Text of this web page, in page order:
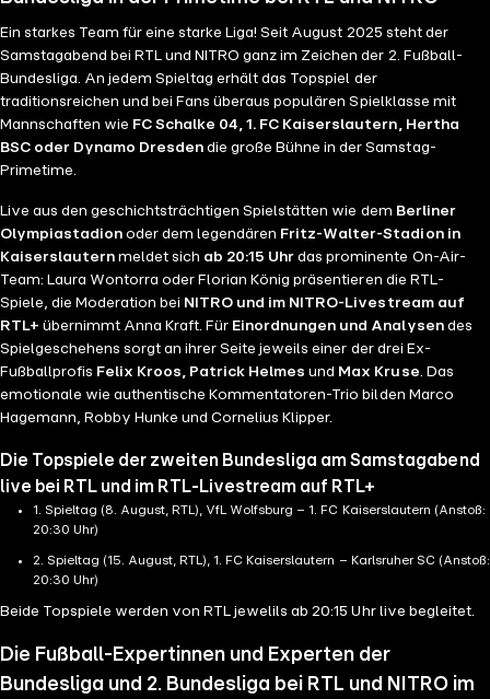
Ein starkes Team für eine starke Liga! Seit August 2025 steht der
Samstagabend bei RTL und NITRO ganz im Zeichen der 2. Fußball-
Bundesliga. An jedem Spieltag erhält das Topspiel der
traditionsreichen und bei Fans überaus populären Spielklasse mit
Mannschaften wie FC Schalke 04, 1. FC Kaiserslautern, Hertha
BSC oder Dynamo Dresden die große Bühne in der Samstag-
Primetime.
Live aus den geschichtsträchtigen Spielstätten wie dem Berliner
Olympiastadion oder dem legendären Fritz-Walter-Stadion in
Kaiserslautern meldet sich ab 20:15 Uhr das prominente On-Air-
Team: Laura Wontorra oder Florian König präsentieren die RTL-
Spiele, die Moderation bei NITRO und im NITRO-Livestream auf
RTL+ übernimmt Anna Kraft. Für Einordnungen und Analysendes
Spielgeschehens sorgt an ihrer Seite jeweils einer der drei Ex-
Fußballprofis Felix Kroos, Patrick Helmes und Max Kruse. Das
emotionale wie authentische Kommentatoren-Trio bilden Marco
Hagemann, Robby Hunke und Cornelius Klipper.
Die Topspiele der zweiten Bundesliga am Samstagabend
live bei RTL und im RTL-Livestream auf RTL+
1. Spieltag (8. August, RTL), VfL Wolfsburg – 1. FC Kaiserslautern (Anstoß:
20:30 Uhr)
2. Spieltag (15. August, RTL), 1. FC Kaiserslautern – Karlsruher SC (Anstoß:
20:30 Uhr)
Beide Topspiele werden von RTL jewelils ab 20:15 Uhr live begleitet.
Die Fußball-Expertinnen und Experten der
Bundesliga und 2. Bundesliga bei RTL und NITRO im